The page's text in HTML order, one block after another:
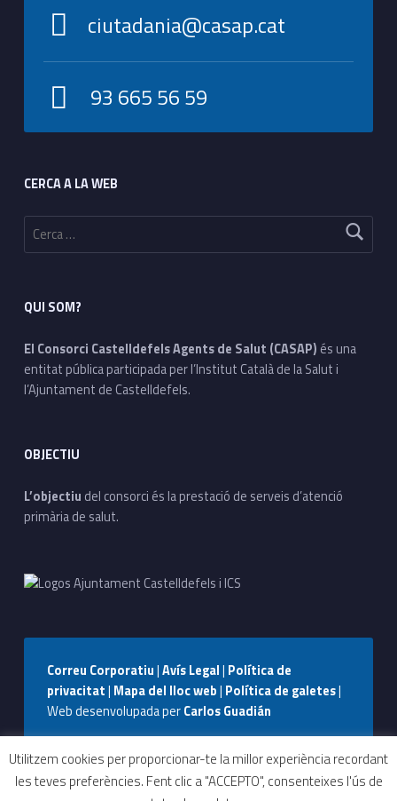
ciutadania@casap.cat
93 665 56 59
CERCA A LA WEB
Cerca:
QUI SOM?
El Consorci Castelldefels Agents de Salut (CASAP) és una
entitat pública participada per l’Institut Català de la Salut i
l’Ajuntament de Castelldefels.
OBJECTIU
L’objectiu del consorci és la prestació de serveis d’atenció
primària de salut.
Correu Corporatiu|Avís Legal| Política de
privacitat| Mapa del lloc web| Política de galetes|
Web desenvolupada perCarlos Guadián
Seguiu-nos a Facebook
Seguiu-nos a Instagram
Seguiu-nos a WhatsApp
Back to top ↑
Utilitzem cookies per proporcionar-te la millor experiència recordant
les teves preferències. Fent clic a "ACCEPTO", consenteixes l'ús de